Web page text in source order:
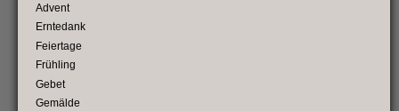
Advent
Erntedank
Feiertage
Frühling
Gebet
Gemälde